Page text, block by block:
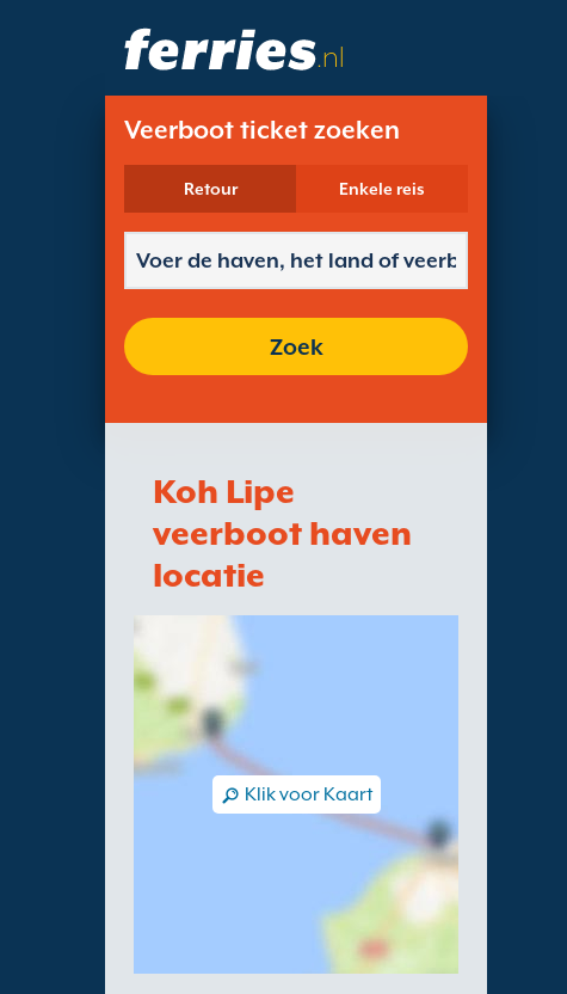
.nl
Veerboot ticket zoeken
Retour Enkele reis
Zoek
Koh Lipe
veerboot haven
locatie
Klik voor Kaart